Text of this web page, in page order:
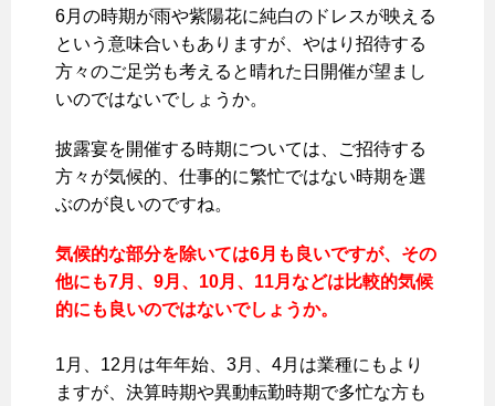
6月の時期が雨や紫陽花に純白のドレスが映える
という意味合いもありますが、やはり招待する
方々のご足労も考えると晴れた日開催が望まし
いのではないでしょうか。
披露宴を開催する時期については、ご招待する
方々が気候的、仕事的に繁忙ではない時期を選
ぶのが良いのですね。
気候的な部分を除いては6月も良いですが、その
他にも7月、9月、10月、11月などは比較的気候
的にも良いのではないでしょうか。
1月、12月は年年始、3月、4月は業種にもより
ますが、決算時期や異動転勤時期で多忙な方も